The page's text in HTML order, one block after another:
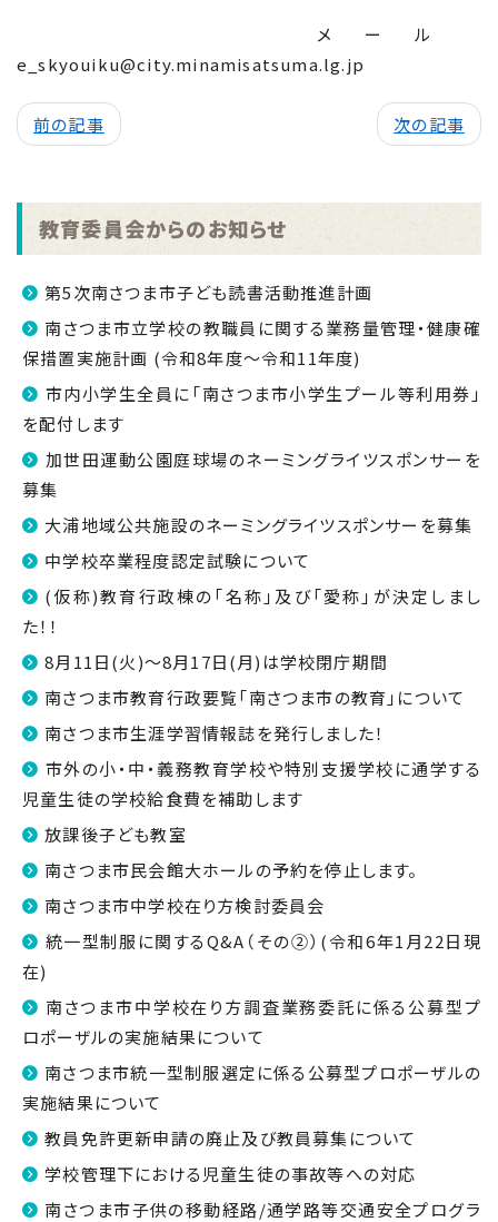
メール
e_skyouiku@city.minamisatsuma.lg.jp
前の記事 次の記事
教育委員会からのお知らせ
第5次南さつま市子ども読書活動推進計画
南さつま市立学校の教職員に関する業務量管理・健康確
保措置実施計画 (令和8年度～令和11年度)
市内小学生全員に「南さつま市小学生プール等利用券」
を配付します
加世田運動公園庭球場のネーミングライツスポンサーを
募集
大浦地域公共施設のネーミングライツスポンサーを募集
中学校卒業程度認定試験について
(仮称)教育行政棟の「名称」及び「愛称」が決定しまし
た！！
8月11日(火)～8月17日(月)は学校閉庁期間
南さつま市教育行政要覧「南さつま市の教育」について
南さつま市生涯学習情報誌を発行しました！
市外の小・中・義務教育学校や特別支援学校に通学する
児童生徒の学校給食費を補助します
放課後子ども教室
南さつま市民会館大ホールの予約を停止します。
南さつま市中学校在り方検討委員会
統一型制服に関するQ&A（その②）(令和6年1月22日現
在)
南さつま市中学校在り方調査業務委託に係る公募型プ
ロポーザルの実施結果について
南さつま市統一型制服選定に係る公募型プロポーザルの
実施結果について
教員免許更新申請の廃止及び教員募集について
学校管理下における児童生徒の事故等への対応
南さつま市子供の移動経路/通学路等交通安全プログラ